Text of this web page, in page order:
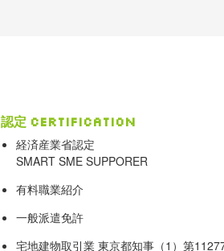
認定 Certification
経済産業省認定
SMART SME SUPPORER
有料職業紹介
一般派遣免許
宅地建物取引業 東京都知事（1）第